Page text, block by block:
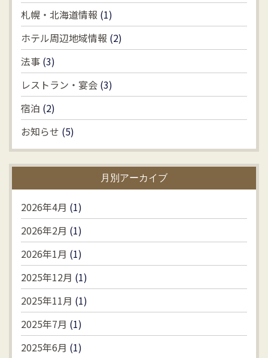
札幌・北海道情報 (1)
ホテル周辺地域情報 (2)
法事 (3)
レストラン・宴会 (3)
宿泊 (2)
お知らせ (5)
月別アーカイブ
2026年4月 (1)
2026年2月 (1)
2026年1月 (1)
2025年12月 (1)
2025年11月 (1)
2025年7月 (1)
2025年6月 (1)